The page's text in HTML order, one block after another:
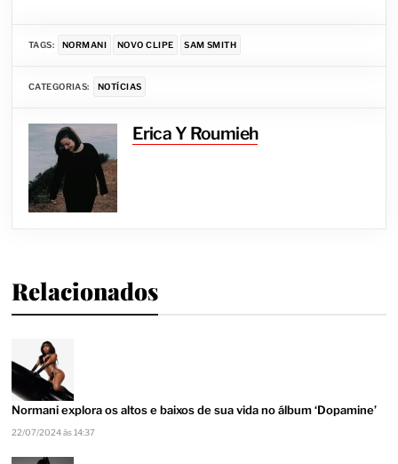
TAGS: NORMANI NOVO CLIPE SAM SMITH
CATEGORIAS: NOTÍCIAS
Erica Y Roumieh
Relacionados
Normani explora os altos e baixos de sua vida no álbum ‘Dopamine’
22/07/2024 às 14:37